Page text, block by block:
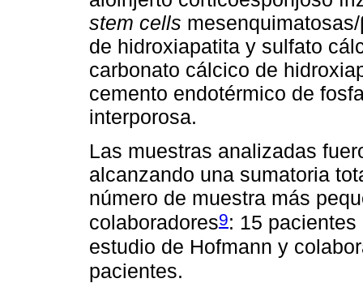
stem cells
de hidroxiapatita y sulfato
carbonato cálcico de
cemento endotérmico de
interporosa.
Las muestras analizadas
alcanzando una sumatoria
número de muestra más
colaboradores9: 15
estudio de Hofmann y
pacientes.